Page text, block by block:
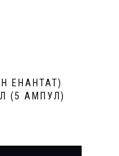
ЕНАНТАТ)
(5 АМПУЛ)